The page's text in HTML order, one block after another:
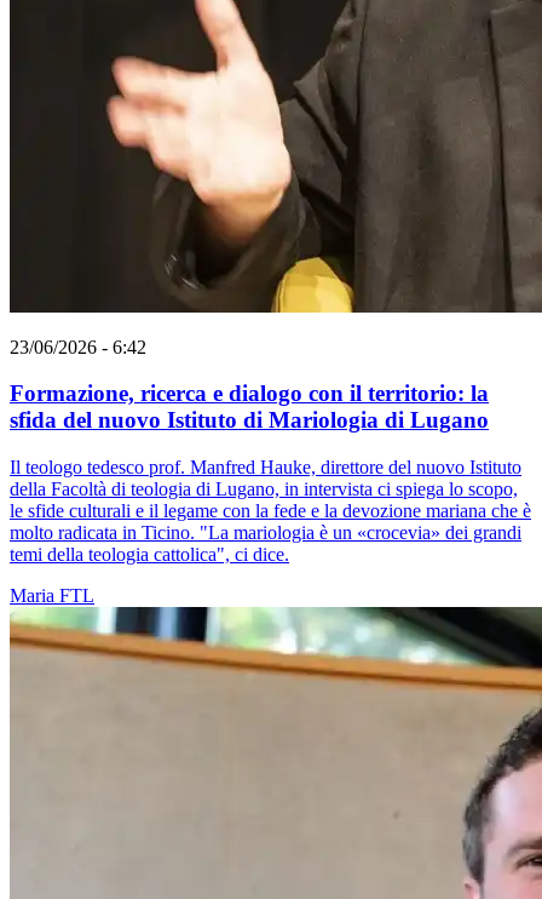
23/06/2026 - 6:42
Formazione, ricerca e dialogo con il territorio: la
sfida del nuovo Istituto di Mariologia di Lugano
Il teologo tedesco prof. Manfred Hauke, direttore del nuovo Istituto
della Facoltà di teologia di Lugano, in intervista ci spiega lo scopo,
le sfide culturali e il legame con la fede e la devozione mariana che è
molto radicata in Ticino. "La mariologia è un «crocevia» dei grandi
temi della teologia cattolica", ci dice.
Maria FTL